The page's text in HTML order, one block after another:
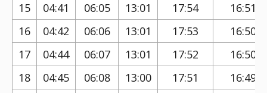
15
04:41 06:05 13:01 17:54
16:51
16
04:42 06:06 13:01 17:53
16:50
17
04:44 06:07 13:01 17:52
16:50
18
04:45 06:08 13:00 17:51
16:49